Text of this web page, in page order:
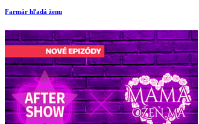
Farmár hľadá ženu